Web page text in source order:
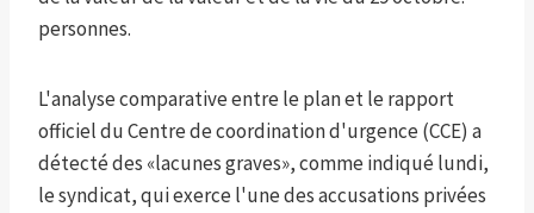
personnes.
L'analyse comparative entre le plan et le rapport
officiel du Centre de coordination d'urgence (CCE) a
détecté des «lacunes graves», comme indiqué lundi,
le syndicat, qui exerce l'une des accusations privées